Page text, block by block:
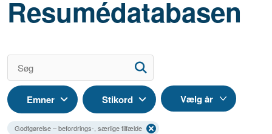
Resumédatabasen
Emner Stikord
Godtgørelse – befordrings-, særlige tilfælde